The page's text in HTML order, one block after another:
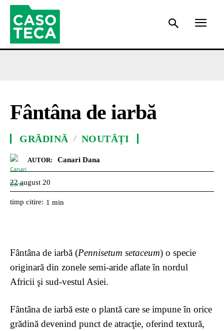
Fântâna de iarbă
GRĂDINĂ NOUTĂȚI
AUTOR: Canari Dana
22 august 20
timp citire: 1 min
Fântâna de iarbă (Pennisetum setaceum) o specie
originară din zonele semi-aride aflate ȋn nordul
Africii şi sud-vestul Asiei.
Fântâna de iarbă este o plantă care se impune ȋn orice
grădină devenind punct de atracţie, oferind textură,